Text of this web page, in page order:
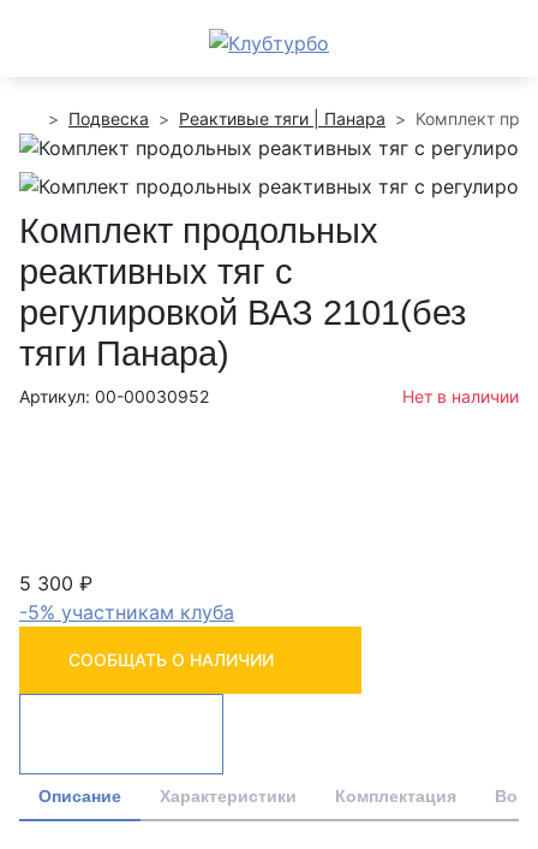
Подвеска Реактивые тяги | Панара Комплект
Комплект продольных
реактивных тяг с
регулировкой ВАЗ 2101(без
тяги Панара)
Артикул: 00-00030952 Нет в наличии
5 300 ₽
-5% участникам клуба
СООБЩАТЬ О НАЛИЧИИ
Описание Характеристики Комплектация